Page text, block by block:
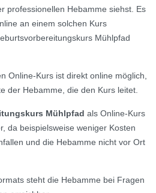
professionellen Hebamme siehst. Es
an einem solchen Kurs
Mühlpfad
Online-Kurs ist direkt online möglich,
der Hebamme, die den Kurs leitet.
Mühlpfad als Online-Kurs
da beispielsweise weniger Kosten
und die Hebamme nicht vor Ort
steht die Hebamme bei Fragen